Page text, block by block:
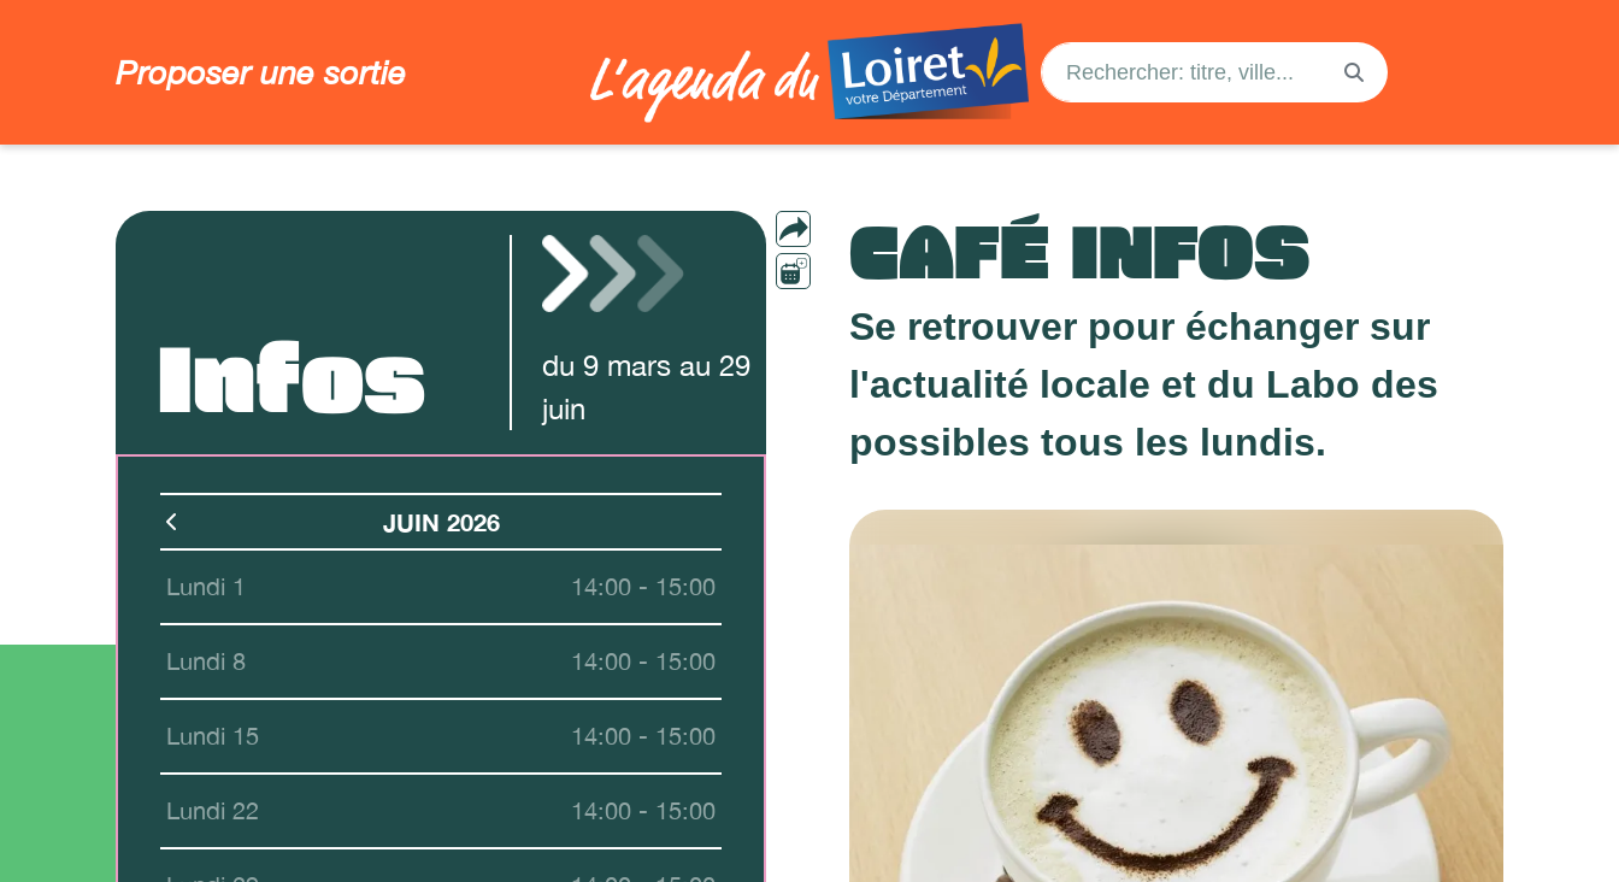
Proposer une sortie
CAFÉ INFOS
Infos du 9 mars au 29
juin
JUIN 2026
Lundi 1 14:00 - 15:00
Lundi 8 14:00 - 15:00
Lundi 15 14:00 - 15:00
Lundi 22 14:00 - 15:00
Se retrouver pour échanger sur
l'actualité locale et du Labo des
possibles tous les lundis.